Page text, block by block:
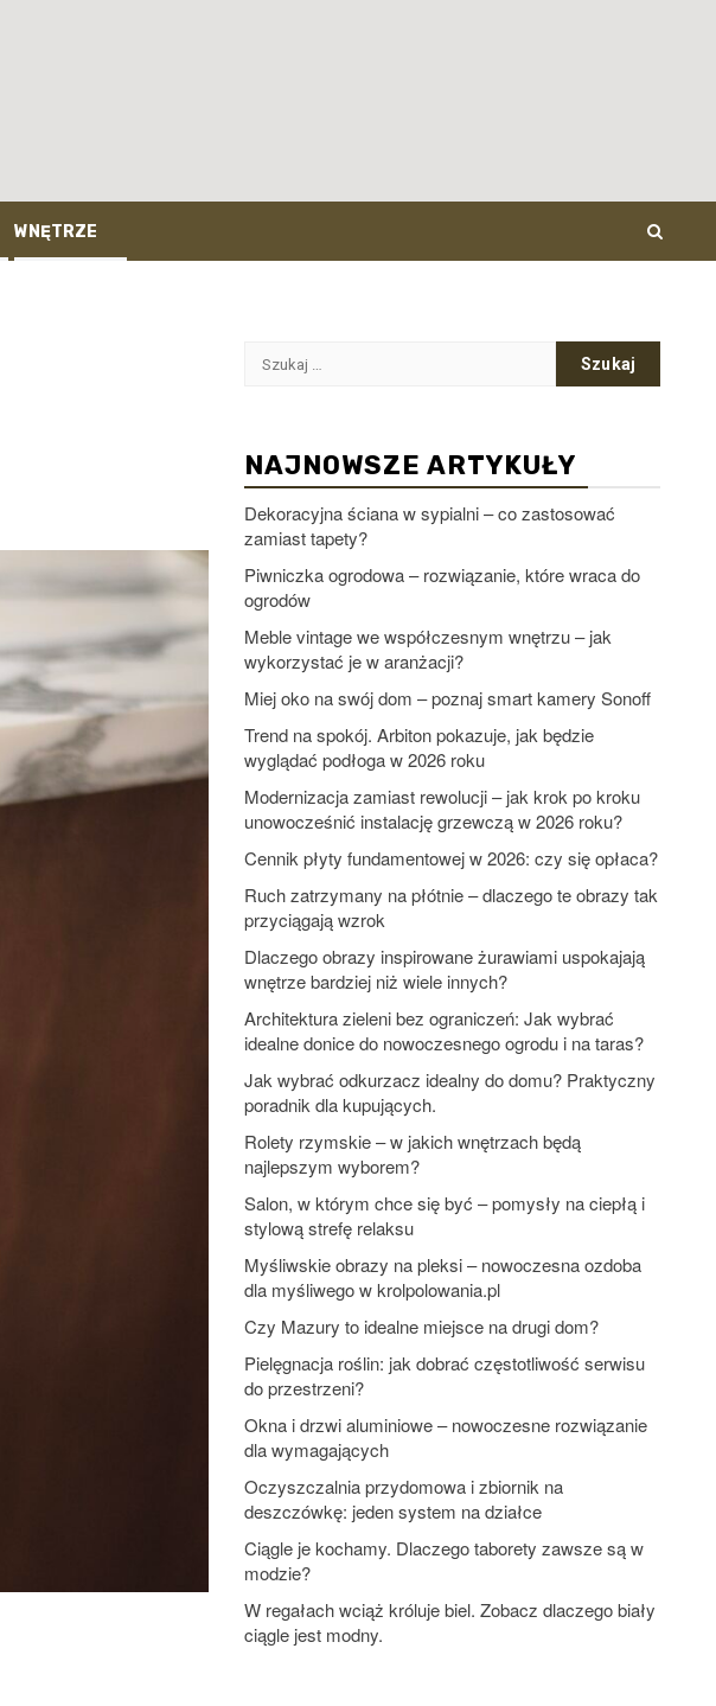
WNĘTRZE
Szukaj:
NAJNOWSZE ARTYKUŁY
Dekoracyjna ściana w sypialni – co zastosować
zamiast tapety?
Piwniczka ogrodowa – rozwiązanie, które wraca do
ogrodów
Meble vintage we współczesnym wnętrzu – jak
wykorzystać je w aranżacji?
Miej oko na swój dom – poznaj smart kamery Sonoff
Trend na spokój. Arbiton pokazuje, jak będzie
wyglądać podłoga w 2026 roku
Modernizacja zamiast rewolucji – jak krok po kroku
unowocześnić instalację grzewczą w 2026 roku?
Cennik płyty fundamentowej w 2026: czy się opłaca?
Ruch zatrzymany na płótnie – dlaczego te obrazy tak
przyciągają wzrok
Dlaczego obrazy inspirowane żurawiami uspokajają
wnętrze bardziej niż wiele innych?
Architektura zieleni bez ograniczeń: Jak wybrać
idealne donice do nowoczesnego ogrodu i na taras?
Jak wybrać odkurzacz idealny do domu? Praktyczny
poradnik dla kupujących.
Rolety rzymskie – w jakich wnętrzach będą
najlepszym wyborem?
Salon, w którym chce się być – pomysły na ciepłą i
stylową strefę relaksu
Myśliwskie obrazy na pleksi – nowoczesna ozdoba
dla myśliwego w krolpolowania.pl
Czy Mazury to idealne miejsce na drugi dom?
Pielęgnacja roślin: jak dobrać częstotliwość serwisu
do przestrzeni?
Okna i drzwi aluminiowe – nowoczesne rozwiązanie
dla wymagających
Oczyszczalnia przydomowa i zbiornik na
deszczówkę: jeden system na działce
Ciągle je kochamy. Dlaczego taborety zawsze są w
modzie?
W regałach wciąż króluje biel. Zobacz dlaczego biały
ciągle jest modny.